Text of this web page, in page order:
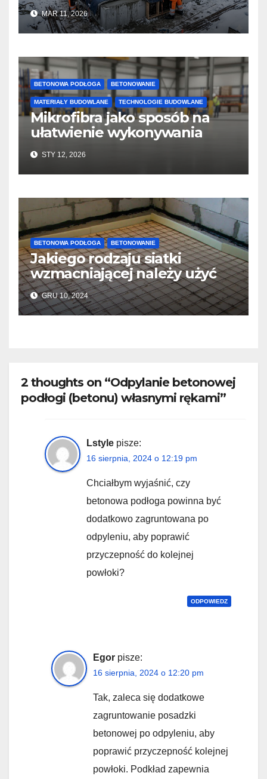
jakość i przyspieszyć
twardnienie
MAR 11, 2026
BETONOWA PODŁOGA BETONOWANIE
MATERIAŁY BUDOWLANE TECHNOLOGIE BUDOWLANE
Mikrofibra jako sposób na
ułatwienie wykonywania
posadzek betonowych i
konstrukcji
STY 12, 2026
BETONOWA PODŁOGA BETONOWANIE
Jakiego rodzaju siatki
wzmacniającej należy użyć
do wylewek podłogowych?
GRU 10, 2024
2 thoughts on “Odpylanie betonowej
podłogi (betonu) własnymi rękami”
Lstyle pisze:
16 sierpnia, 2024 o 12:19 pm
Chciałbym wyjaśnić, czy
betonowa podłoga powinna być
dodatkowo zagruntowana po
odpyleniu, aby poprawić
przyczepność do kolejnej
powłoki?
ODPOWIEDZ
Egor pisze:
16 sierpnia, 2024 o 12:20 pm
Tak, zaleca się dodatkowe
zagruntowanie posadzki
betonowej po odpyleniu, aby
poprawić przyczepność kolejnej
powłoki. Podkład zapewnia